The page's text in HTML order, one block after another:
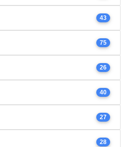
43
75
26
40
27
28